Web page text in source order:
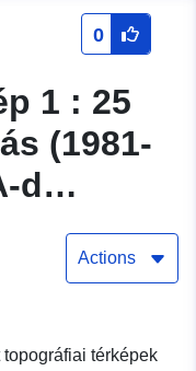
0
1 : 25
(1981-
d
Actions
térképek